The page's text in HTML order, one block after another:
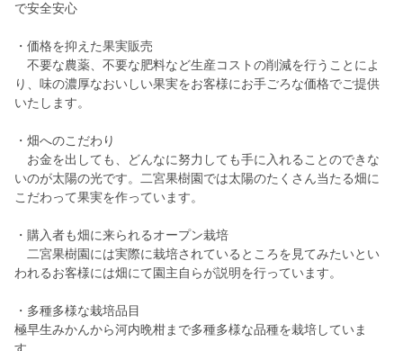
で安全安心
・価格を抑えた果実販売
不要な農薬、不要な肥料など生産コストの削減を行うことによ
り、味の濃厚なおいしい果実をお客様にお手ごろな価格でご提供
いたします。
・畑へのこだわり
お金を出しても、どんなに努力しても手に入れることのできな
いのが太陽の光です。二宮果樹園では太陽のたくさん当たる畑に
こだわって果実を作っています。
・購入者も畑に来られるオープン栽培
二宮果樹園には実際に栽培されているところを見てみたいとい
われるお客様には畑にて園主自らが説明を行っています。
・多種多様な栽培品目
極早生みかんから河内晩柑まで多種多様な品種を栽培していま